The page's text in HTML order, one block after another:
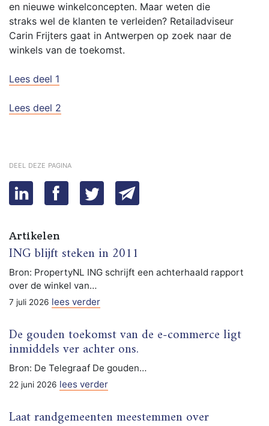
en nieuwe winkelconcepten. Maar weten die
straks wel de klanten te verleiden? Retailadviseur
Carin Frijters gaat in Antwerpen op zoek naar de
winkels van de toekomst.
Lees deel 1
Lees deel 2
deel deze pagina
Artikelen
ING blijft steken in 2011
Bron: PropertyNL ING schrijft een achterhaald rapport
over de winkel van…
7 juli 2026 lees verder
De gouden toekomst van de e-commerce ligt
inmiddels ver achter ons.
Bron: De Telegraaf De gouden…
22 juni 2026 lees verder
Laat randgemeenten meestemmen over